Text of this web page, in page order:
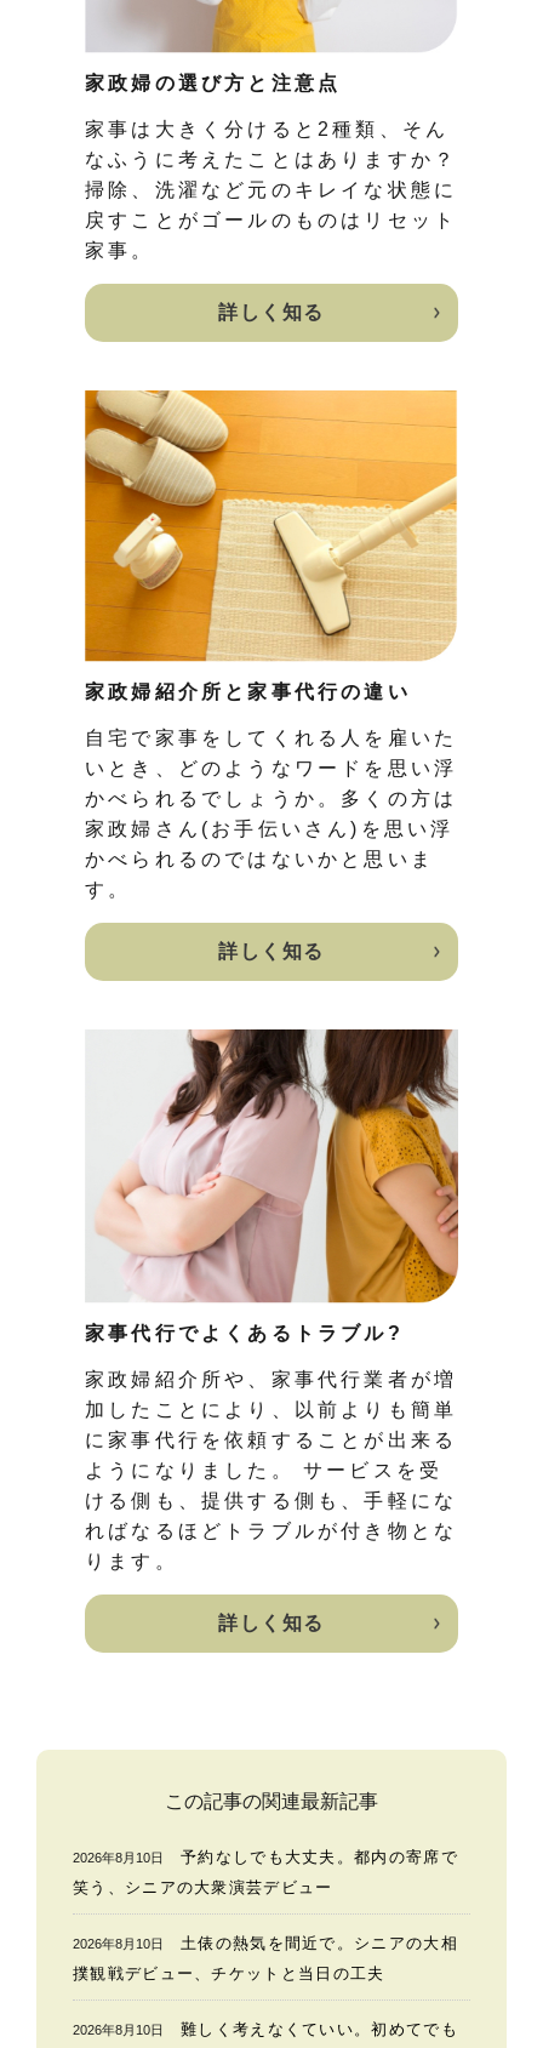
家政婦の選び方と注意点
家事は大きく分けると2種類、そん
なふうに考えたことはありますか？
掃除、洗濯など元のキレイな状態に
戻すことがゴールのものはリセット
家事。
詳しく知る
家政婦紹介所と家事代行の違い
自宅で家事をしてくれる人を雇いた
いとき、どのようなワードを思い浮
かべられるでしょうか。多くの方は
家政婦さん(お手伝いさん)を思い浮
かべられるのではないかと思いま
す。
詳しく知る
家事代行でよくあるトラブル?
家政婦紹介所や、家事代行業者が増
加したことにより、以前よりも簡単
に家事代行を依頼することが出来る
ようになりました。 サービスを受
ける側も、提供する側も、手軽にな
ればなるほどトラブルが付き物とな
ります。
詳しく知る
この記事の関連最新記事
2026年8月10日
予約なしでも大丈夫。都内の寄席で
笑う、シニアの大衆演芸デビュー
2026年8月10日
土俵の熱気を間近で。シニアの大相
撲観戦デビュー、チケットと当日の工夫
2026年8月10日
難しく考えなくていい。初めてでも